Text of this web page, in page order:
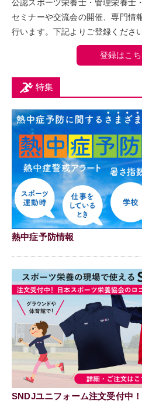
公認スポーツ栄養士・管理栄養士
セミナーや交流会の開催、専門情
行います。下記よりご登録くださ
登録はこち
特集
熱中症予防情報
SNDJユニフォーム注文受付中！